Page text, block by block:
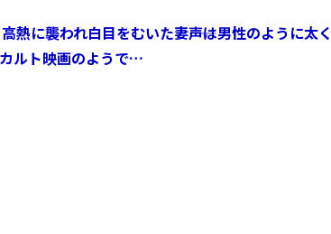
熱に襲われ白目をむいた妻――声は男性のように太く
ルト映画のようで…